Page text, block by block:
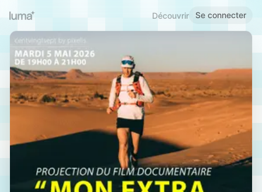
Découvrir Se connecter